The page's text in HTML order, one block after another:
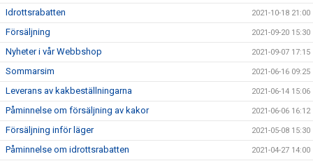
Idrottsrabatten 2021-10-18 21:00
Försäljning 2021-09-20 15:30
Nyheter i vår Webbshop 2021-09-07 17:15
Sommarsim 2021-06-16 09:25
Leverans av kakbeställningarna 2021-06-14 15:06
Påminnelse om försäljning av kakor 2021-06-06 16:12
Försäljning inför läger 2021-05-08 15:30
Påminnelse om idrottsrabatten 2021-04-27 14:00